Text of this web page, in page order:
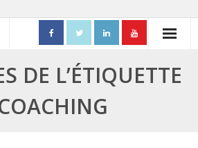
DE L’ÉTIQUETTE